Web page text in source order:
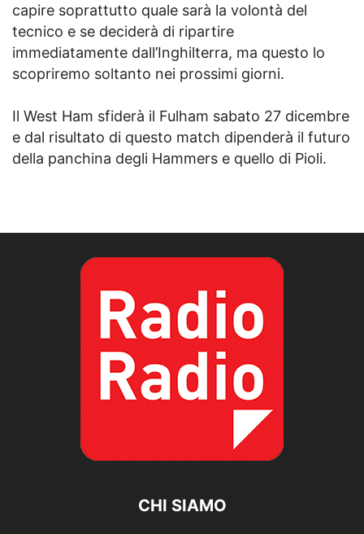
capire soprattutto quale sarà la volontà del
tecnico e se deciderà di ripartire
immediatamente dall’Inghilterra, ma questo lo
scopriremo soltanto nei prossimi giorni.
Il West Ham sfiderà il Fulham sabato 27 dicembre
e dal risultato di questo match dipenderà il futuro
della panchina degli Hammers e quello di Pioli.
CHI SIAMO